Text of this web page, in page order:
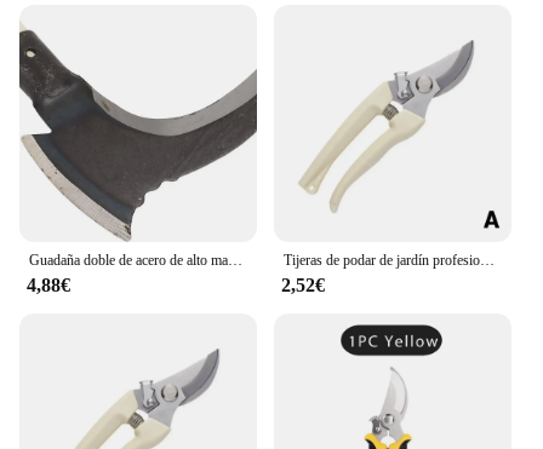
Guadaña doble de acero de alto manganeso, mango largo, corte de jardinería, corte de hierba, corte de madera, árbol, cuchillo curvo para agricultura
4,88€
Tijeras de podar de jardín profesionales, herramientas de mano para huerto, bonsái, jardinería, Chopper
2,52€